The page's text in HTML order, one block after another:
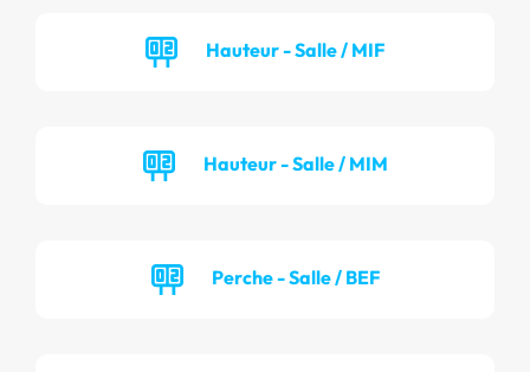
Hauteur - Salle / MIF
Hauteur - Salle / MIM
Perche - Salle / BEF